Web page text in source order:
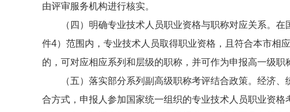
由评审服务机构进行核实。
（四）明确专业技术人员职业资格与职称对应关系。
件4）范围内，专业技术人员取得职业资格，且符合本市相
的，可对应相应系列和层级的职称，并可作为申报高一级职
（五）落实部分系列副高级职称考评结合政策。经济
合方式，申报人参加国家统一组织的专业技术人员职业资格